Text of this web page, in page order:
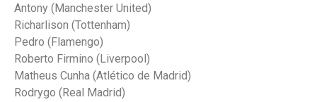
Antony (Manchester United)
Richarlison (Tottenham)
Pedro (Flamengo)
Roberto Firmino (Liverpool)
Matheus Cunha (Atlético de Madrid)
Rodrygo (Real Madrid)